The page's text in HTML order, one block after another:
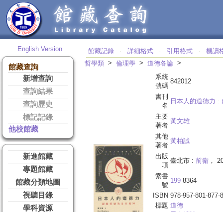
English Version
館藏查詢
新增查詢
查詢結果
查詢歷史
標記記錄
他校館藏
新進館藏
專題館藏
館藏分類地圖
視聽目錄
學科資源
館藏記錄 ‧ 詳細格式 ‧ 引用格式 ‧
機讀
哲學類 > 倫理學 > 道德各論 >
系統
號碼
842012
書刊
名
日本人的道德力 :
主要
著者
黃文雄
其他
著者
黃柏誠
出版
項
臺北市 : 前衛 ，
索書
號
199 8364
ISBN 978-957-801-877-8
標題 道德